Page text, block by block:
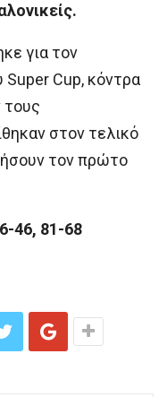
για τον
Super Cup, κόντρα
τους
στον τελικό
τον πρώτο
46, 81-68